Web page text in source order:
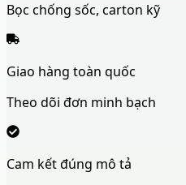
Bọc chống sốc, carton kỹ
Giao hàng toàn quốc
Theo dõi đơn minh bạch
Cam kết đúng mô tả